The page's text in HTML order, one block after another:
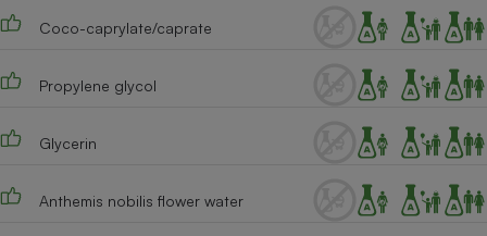
Coco-caprylate/caprate
Propylene glycol
Glycerin
Anthemis nobilis flower water
Plaque de cuisson à
induction
Téléphone mobile -
Smartphone
Climatiseur -
Ventilateur